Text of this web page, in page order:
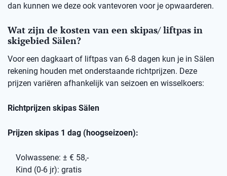
dan kunnen we deze ook vantevoren voor je opwaarderen.
Wat zijn de kosten van een skipas/ liftpas in
skigebied Sälen?
Voor een dagkaart of liftpas van 6-8 dagen kun je in Sälen
rekening houden met onderstaande richtprijzen. Deze
prijzen variëren afhankelijk van seizoen en wisselkoers:
Richtprijzen skipas Sälen
Prijzen skipas 1 dag (hoogseizoen):
Volwassene: ± € 58,-
Kind (0-6 jr): gratis